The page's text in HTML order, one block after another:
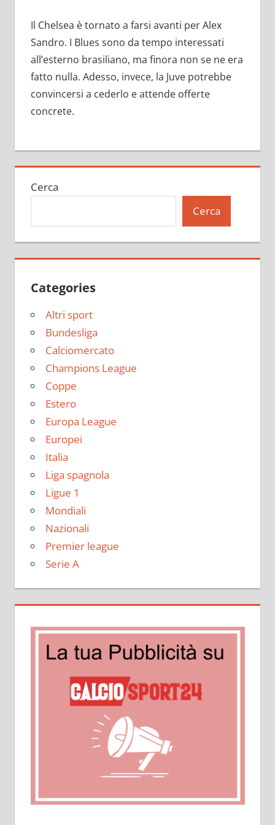
Il Chelsea è tornato a farsi avanti per Alex
Sandro. I Blues sono da tempo interessati
all’esterno brasiliano, ma finora non se ne era
fatto nulla. Adesso, invece, la Juve potrebbe
convincersi a cederlo e attende offerte
concrete.
Cerca
Cerca
Categories
Altri sport
Bundesliga
Calciomercato
Champions League
Coppe
Estero
Europa League
Europei
Italia
Liga spagnola
Ligue 1
Mondiali
Nazionali
Premier league
Serie A